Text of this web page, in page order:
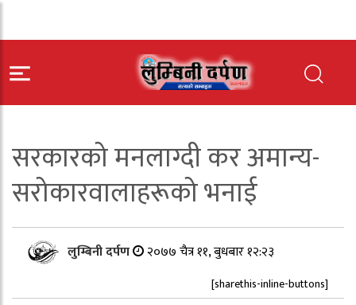
सरकारको मनलाग्दी कर अमान्य-
सरोकारवालाहरूको भनाई
लुम्बिनी दर्पण २०७७ चैत्र ११, बुधबार १२:२३
[sharethis-inline-buttons]